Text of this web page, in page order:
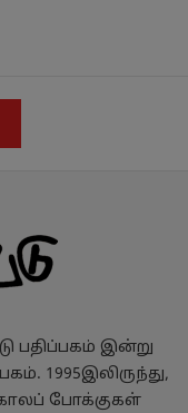
பதிப்பகம் இன்று
1995இலிருந்து,
போக்குகள்